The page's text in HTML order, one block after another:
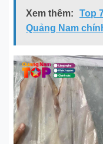
Xem thêm:
Top
Quảng Nam